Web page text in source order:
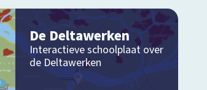
De Deltawerken
Interactieve schoolplaat over
de Deltawerken